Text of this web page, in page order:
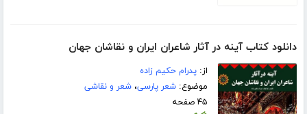
دانلود کتاب آینه در آثار شاعران ایران و نقاشان جهان
از:پدرام حکیم زاده
موضوع:شعر پارسی،شعر و نقاشی
۴۵ صفحه